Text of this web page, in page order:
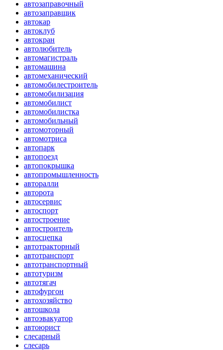
автозаправочный
автозаправщик
автокар
автоклуб
автокран
автолюбитель
автомагистраль
автомашина
автомеханический
автомобилестроитель
автомобилизация
автомобилист
автомобилистка
автомобильный
автомоторный
автомотриса
автопарк
автопоезд
автопокрышка
автопромышленность
авторалли
авторота
автосервис
автоспорт
автостроение
автостроитель
автосцепка
автотракторный
автотранспорт
автотранспортный
автотуризм
автотягач
автофургон
автохозяйство
автошкола
автоэвакуатор
автоюрист
слесарный
слесарь